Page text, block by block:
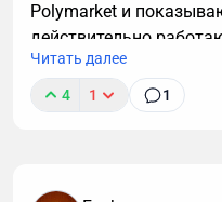
Polymarket и
действительно
прибыльными.
Читать далее
4 1 1